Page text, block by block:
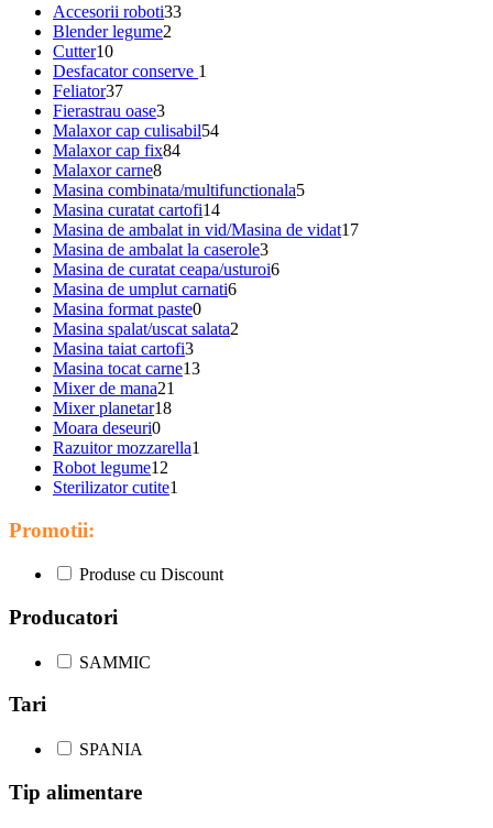
Accesorii roboti33
Blender legume2
Cutter10
Desfacator conserve 1
Feliator37
Fierastrau oase3
Malaxor cap culisabil54
Malaxor cap fix84
Malaxor carne8
Masina combinata/multifunctionala5
Masina curatat cartofi14
Masina de ambalat in vid/Masina de vidat17
Masina de ambalat la caserole3
Masina de curatat ceapa/usturoi6
Masina de umplut carnati6
Masina format paste0
Masina spalat/uscat salata2
Masina taiat cartofi3
Masina tocat carne13
Mixer de mana21
Mixer planetar18
Moara deseuri0
Razuitor mozzarella1
Robot legume12
Sterilizator cutite1
Promotii:
Produse cu Discount
Producatori
SAMMIC
Tari
SPANIA
Tip alimentare